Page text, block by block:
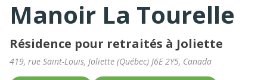
Manoir La Tourelle
Résidence pour retraités à Joliette
419, rue Saint-Louis, Joliette (Québec) J6E 2Y5, Canada